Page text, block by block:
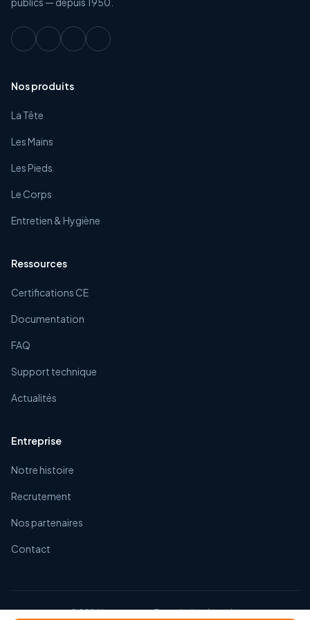
Nos produits
La Tête
Les Mains
Les Pieds
Le Corps
Entretien & Hygiène
Ressources
Certifications CE
Documentation
FAQ
Support technique
Actualités
Entreprise
Notre histoire
Recrutement
Nos partenaires
Contact
©2026Impexacom. Tous droits réservés.